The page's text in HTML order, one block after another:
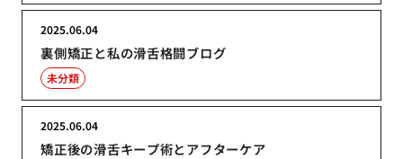
裏側矯正と私の滑舌格闘ブログ
2025.06.04
未分類
矯正後の滑舌キープ術とアフターケア
2025.06.04